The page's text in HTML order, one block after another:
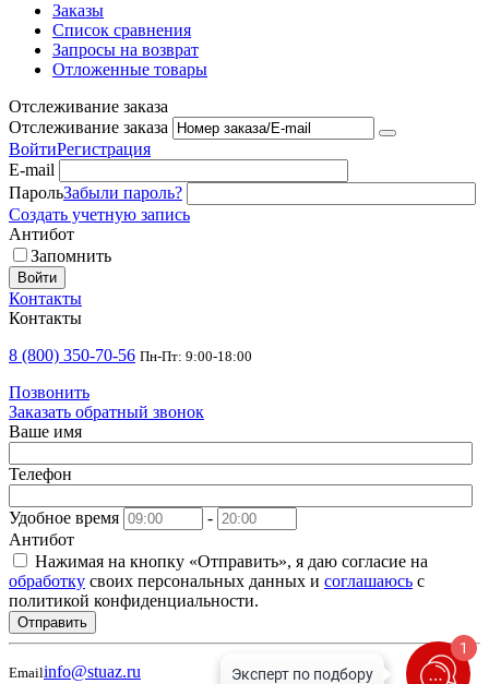
Заказы
Список сравнения
Запросы на возврат
Отложенные товары
Отслеживание заказа
Отслеживание заказа
ВойтиРегистрация
E-mail
ПарольЗабыли пароль?
Создать учетную запись
Антибот
Запомнить
Войти
Контакты
Контакты
8 (800) 350-70-56 Пн-Пт: 9:00-18:00
Позвонить
Заказать обратный звонок
Ваше имя
Телефон
Удобное время
-
Антибот
Нажимая на кнопку «Отправить», я даю согласие на
обработку своих персональных данных и соглашаюсь с
политикой конфиденциальности.
Отправить
Emailinfo@stuaz.ru
1